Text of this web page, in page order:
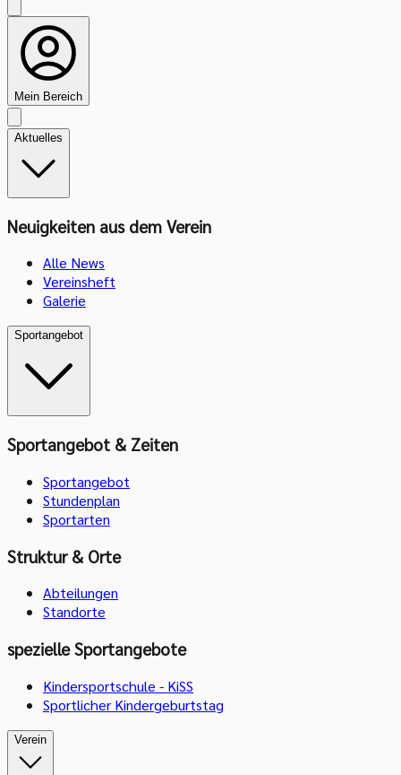
Mein Bereich
Aktuelles
Neuigkeiten aus dem Verein
Alle News
Vereinsheft
Galerie
Sportangebot
Sportangebot & Zeiten
Sportangebot
Stundenplan
Sportarten
Struktur & Orte
Abteilungen
Standorte
spezielle Sportangebote
Kindersportschule - KiSS
Sportlicher Kindergeburtstag
Verein